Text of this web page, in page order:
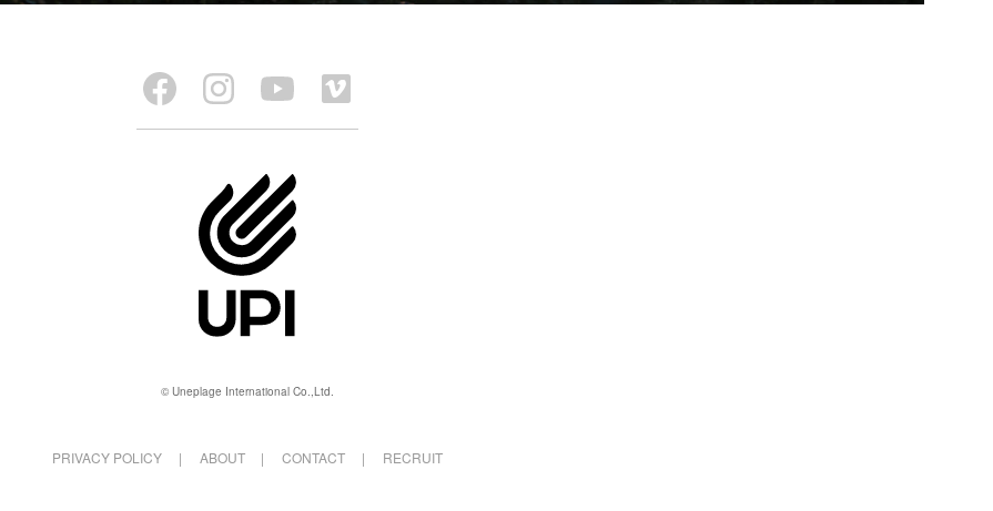
© Uneplage International Co.,Ltd.
PRIVACY POLICY ABOUT CONTACT RECRUIT